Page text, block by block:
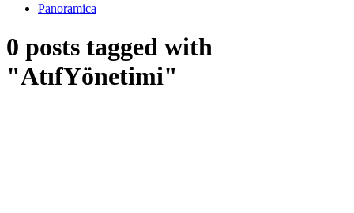
Panoramica
0 posts tagged with
"AtıfYönetimi"